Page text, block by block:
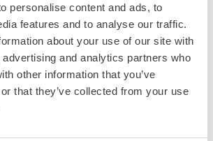
personalise content and ads, to
features and to analyse our traffic.
about your use of our site with
and analytics partners who
other information that you’ve
that they’ve collected from your use
Je kan dus meerdere CSI spellen
gemaakt voor volwassenen en
jaar. Dit houdt in dat de raadsels en
zijn voor kleine kinderen.
gebaseerd op een moord op de
Toch vinden sommige kinderen het
toe een oplossing te zoeken of te
Bekijk alle veelgestelde vragen
Veluwe uit met diverse extra's. Bij het
volgende items toevoegen: